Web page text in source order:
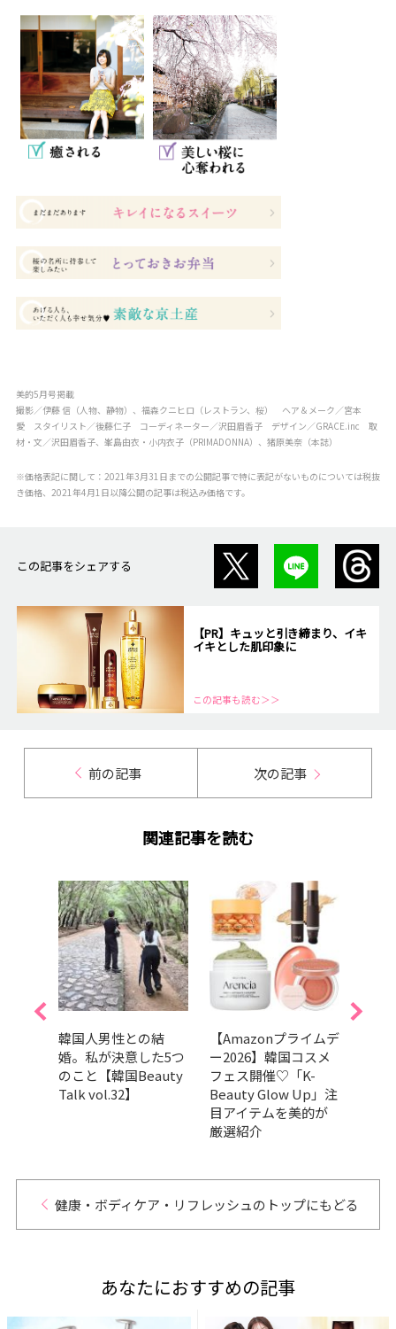
美的5月号掲載
撮影／伊藤 信（人物、静物）、福森クニヒロ（レストラン、桜） ヘア＆メーク／宮本
愛 スタイリスト／後藤仁子 コーディネーター／沢田眉香子 デザイン／GRACE.inc 取
材・文／沢田眉香子、峯島由衣・小内衣子（PRIMADONNA）、猪原美奈（本誌）
※価格表記に関して：2021年3月31日までの公開記事で特に表記がないものについては税抜
き価格、2021年4月1日以降公開の記事は税込み価格です。
この記事をシェアする
【PR】キュッと引き締まり、イキ
イキとした肌印象に
この記事も読む＞＞
前の記事 次の記事
関連記事を読む
韓国人男性との結
婚。私が決意した5つ
のこと【韓国Beauty
Talk vol.32】
【Amazonプライムデ
ー2026】韓国コスメ
フェス開催♡「K-
Beauty Glow Up」注
目アイテムを美的が
厳選紹介
健康・ボディケア・リフレッシュのトップにもどる
あなたにおすすめの記事